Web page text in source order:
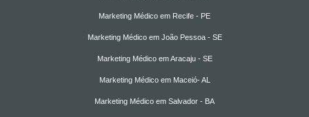
Marketing Médico em Recife - PE
Marketing Médico em João Pessoa - SE
Marketing Médico em Aracaju - SE
Marketing Médico em Maceió- AL
Marketing Médico em Salvador - BA